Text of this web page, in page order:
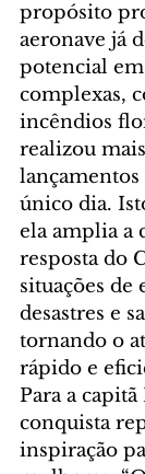
propósito
aeronave já
potencial
complexas,
incêndios
realizou
lançamentos
único dia.
ela amplia a
resposta do
situações de
desastres e
tornando o
rápido e
Para a capitã
conquista
inspiração